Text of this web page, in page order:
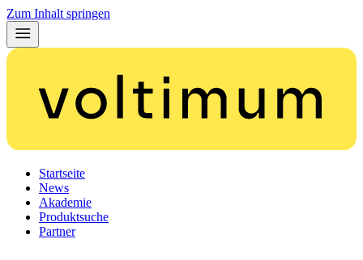
Zum Inhalt springen
Startseite
News
Akademie
Produktsuche
Partner